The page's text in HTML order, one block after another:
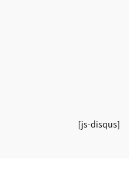
[js-disqus]